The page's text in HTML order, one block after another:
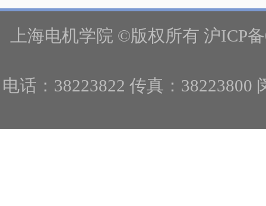
上海电机学院 ©版权所有 沪ICP
电话：38223822 传真：